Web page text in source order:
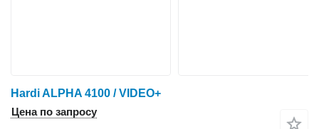
Hardi ALPHA 4100 / VIDEO+
Цена по запросу